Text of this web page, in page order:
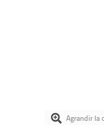
Agrandir la